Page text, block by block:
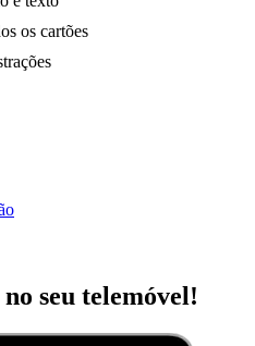
os cartões
seu telemóvel!